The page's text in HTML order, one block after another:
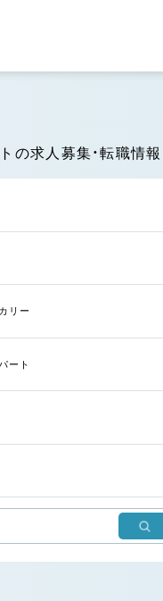
の求人募集・転職情報
リー
ート